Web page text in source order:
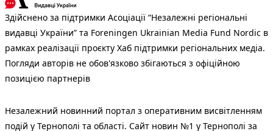
Здійснено за підтримки Асоціації “Незалежні регіональні
видавці України” та Foreningen Ukrainian Media Fund Nordic в
рамках реалізації проєкту Хаб підтримки регіональних медіа.
Погляди авторів не обов'язково збігаються з офіційною
позицією партнерів
Незалежний новинний портал з оперативним висвітленням
подій у Тернополі та області. Сайт новин №1 у Тернополі за